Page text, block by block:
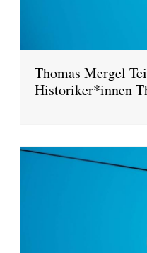
Thomas Mergel
Historiker*innen